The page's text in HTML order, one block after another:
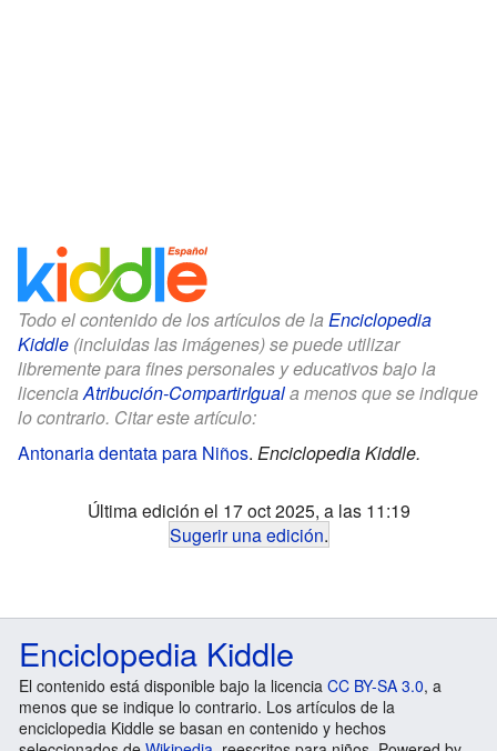
Todo el contenido de los artículos de la Enciclopedia
Kiddle (incluidas las imágenes) se puede utilizar
libremente para fines personales y educativos bajo la
licenciaAtribución-CompartirIguala menos que se indique
lo contrario. Citar este artículo:
Antonaria dentata para Niños. Enciclopedia Kiddle.
Última edición el 17 oct 2025, a las 11:19
Sugerir una edición.
Enciclopedia Kiddle
El contenido está disponible bajo la licencia CC BY-SA 3.0, a
menos que se indique lo contrario. Los artículos de la
enciclopedia Kiddle se basan en contenido y hechos